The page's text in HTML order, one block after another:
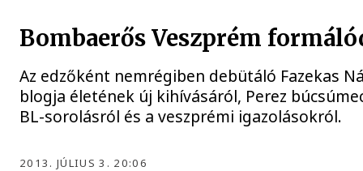
Bombaerős Veszprém
Az edzőként nemrégiben debütáló Fazekas
blogja életének új kihívásáról, Perez
BL-sorolásról és a veszprémi igazolásokról.
2013. JÚLIUS 3. 20:06